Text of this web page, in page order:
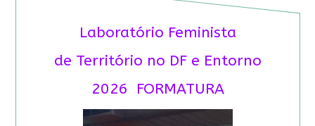
Laboratório Feminista
de Território no DF e Entorno
2026 FORMATURA